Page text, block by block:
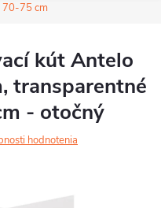
70-75 cm
kút Antelo
transparentné
- otočný
hodnotenia